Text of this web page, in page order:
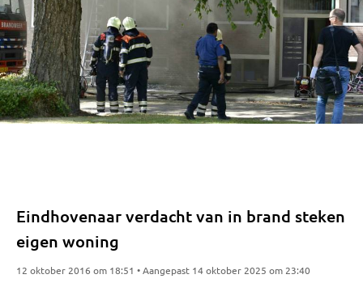
Eindhovenaar verdacht van in brand steken
eigen woning
12 oktober 2016 om 18:51 • Aangepast 14 oktober 2025 om 23:40